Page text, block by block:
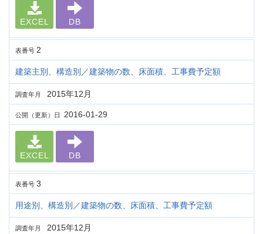
EXCEL DB
表番号 2
建築主別、構造別／建築物の数、床面積、工事費予定額
調査年月 2015年12月
公開（更新）日 2016-01-29
EXCEL DB
表番号 3
用途別、構造別／建築物の数、床面積、工事費予定額
調査年月 2015年12月